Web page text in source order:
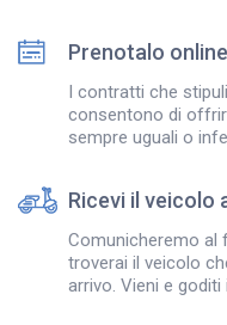
Prenotalo online
I contratti che
consentono di
sempre uguali o
Ricevi il veicolo
Comunicheremo al
troverai il veicolo
arrivo. Vieni e goditi